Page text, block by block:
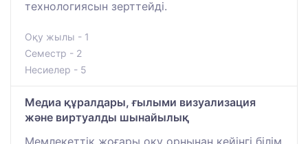
технологиясын зерттейді.
Оқу жылы - 1
Семестр - 2
Несиелер - 5
Медиа құралдары, ғылыми визуализация
және виртуалды шынайылық